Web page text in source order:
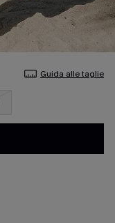
Guida alle taglie